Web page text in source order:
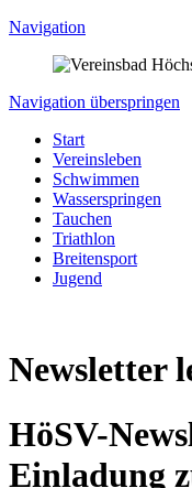
Navigation
Navigation überspringen
Start
Vereinsleben
Schwimmen
Wasserspringen
Tauchen
Triathlon
Breitensport
Jugend
Newsletter
HöSV-
Einladung